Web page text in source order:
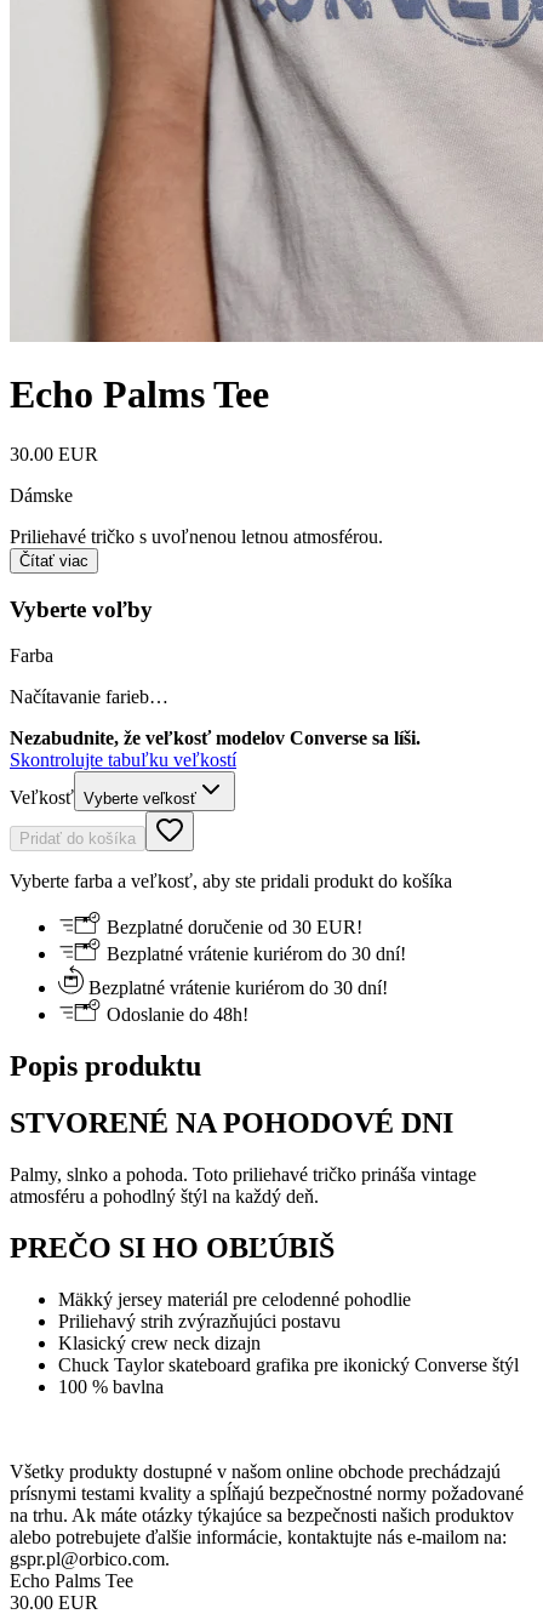
Echo Palms Tee
30.00 EUR
Dámske
Priliehavé tričko s uvoľnenou letnou atmosférou.
Čítať viac
Vyberte voľby
Farba
Načítavanie farieb…
Nezabudnite, že veľkosť modelov Converse sa líši.
Skontrolujte tabuľku veľkostí
Veľkosť Vyberte veľkosť
Pridať do košíka
Vyberte farba a veľkosť, aby ste pridali produkt do košíka
Bezplatné doručenie od 30 EUR!
Bezplatné vrátenie kuriérom do 30 dní!
Bezplatné vrátenie kuriérom do 30 dní!
Odoslanie do 48h!
Popis produktu
STVORENÉ NA POHODOVÉ DNI
Palmy, slnko a pohoda. Toto priliehavé tričko prináša vintage
atmosféru a pohodlný štýl na každý deň.
PREČO SI HO OBĽÚBIŠ
Mäkký jersey materiál pre celodenné pohodlie
Priliehavý strih zvýrazňujúci postavu
Klasický crew neck dizajn
Chuck Taylor skateboard grafika pre ikonický Converse štýl
100 % bavlna
Všetky produkty dostupné v našom online obchode prechádzajú
prísnymi testami kvality a spĺňajú bezpečnostné normy požadované
na trhu. Ak máte otázky týkajúce sa bezpečnosti našich produktov
alebo potrebujete ďalšie informácie, kontaktujte nás e-mailom na:
gspr.pl@orbico.com.
Echo Palms Tee
30.00 EUR